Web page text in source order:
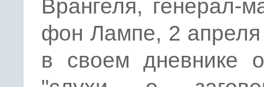
Врангеля, генерал-
фон Лампе, 2 апреля
в своем дневнике